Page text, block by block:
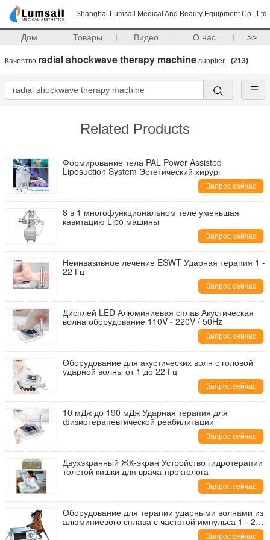
Shanghai Lumsail Medical And Beauty Equipment Co., Ltd.
Дом Товары Видео О нас >>
Качество radial shockwave therapy machine supplier. (213)
Related Products
Формирование тела PAL Power Assisted
Liposuction System Эстетический хирург
Запрос сейчас
8 в 1 многофункциональном теле уменьшая
кавитацию Lipo машины
Запрос сейчас
Неинвазивное лечение ESWT Ударная терапия 1 -
22 Гц
Запрос сейчас
Дисплей LED Алюминиевая сплав Акустическая
волна оборудование 110V - 220V / 50Hz
Запрос сейчас
Оборудование для акустических волн с головой
ударной волны от 1 до 22 Гц
Запрос сейчас
10 мДж до 190 мДж Ударная терапия для
физиотерапевтической реабилитации
Запрос сейчас
Двухэкранный ЖК-экран Устройство гидротерапии
толстой кишки для врача-проктолога
Запрос сейчас
Оборудование для терапии ударными волнами из
алюминиевого сплава с частотой импульса 1 - 22
Запрос сейчас